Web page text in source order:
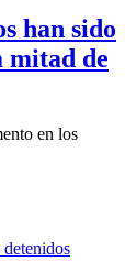
han sido
mitad de
en los